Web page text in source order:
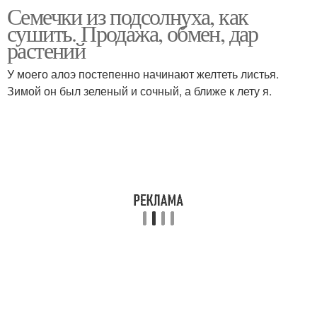
Семечки из подсолнуха, как
сушить. Продажа, обмен, дар
растений
У моего алоэ постепенно начинают желтеть листья.
Зимой он был зеленый и сочный, а ближе к лету я.